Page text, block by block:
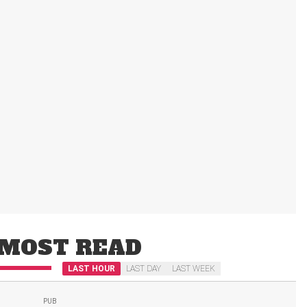
READ
LAST HOUR LAST DAY LAST WEEK